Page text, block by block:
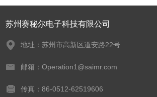
苏州赛秘尔电子科技有限公司
地址：苏州市高新区道安路22号
邮箱：Operation1@saimr.com
传真：86-0512-62519606